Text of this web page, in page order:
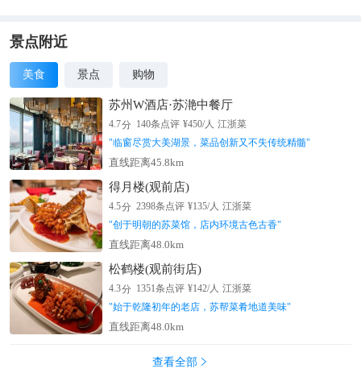
景点附近
美食 景点 购物
苏州W酒店·苏滟中餐厅
4.7分 140条点评 ¥450/人 江浙菜
"临窗尽赏大美湖景，菜品创新又不失传统精髓"
直线距离45.8km
得月楼(观前店)
4.5分 2398条点评 ¥135/人 江浙菜
"创于明朝的苏菜馆，店内环境古色古香"
直线距离48.0km
松鹤楼(观前街店)
4.3分 1351条点评 ¥142/人 江浙菜
"始于乾隆初年的老店，苏帮菜肴地道美味"
直线距离48.0km
查看全部 